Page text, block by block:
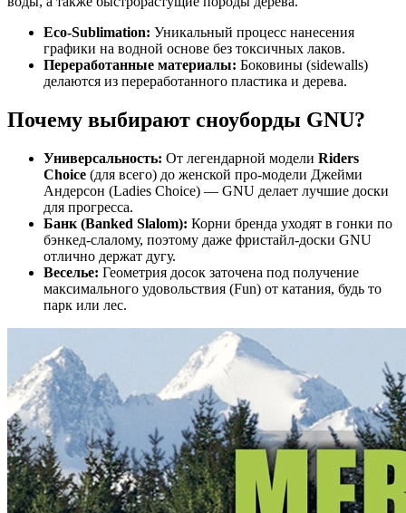
Eco-Sublimation: Уникальный процесс нанесения
графики на водной основе без токсичных лаков.
Переработанные материалы: Боковины (sidewalls)
делаются из переработанного пластика и дерева.
Почему выбирают сноуборды GNU?
Универсальность: От легендарной модели Riders
Choice (для всего) до женской про-модели Джейми
Андерсон (Ladies Choice) — GNU делает лучшие доски
для прогресса.
Банк (Banked Slalom): Корни бренда уходят в гонки по
бэнкед-слалому, поэтому даже фристайл-доски GNU
отлично держат дугу.
Веселье: Геометрия досок заточена под получение
максимального удовольствия (Fun) от катания, будь то
парк или лес.